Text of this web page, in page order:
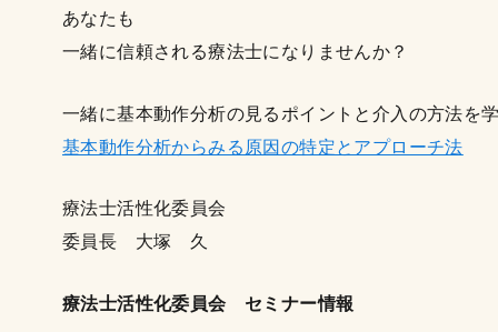
あなたも
一緒に信頼される療法士になりませんか？
一緒に基本動作分析の見るポイントと介入の方法を
基本動作分析からみる原因の特定とアプローチ法
療法士活性化委員会
委員長 大塚 久
療法士活性化委員会 セミナー情報